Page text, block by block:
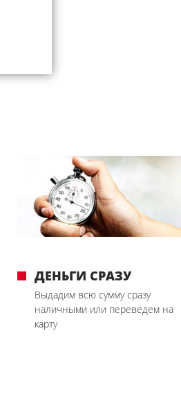
ДЕНЬГИ СРАЗУ
Выдадим всю сумму сразу
наличными или переведем на
карту